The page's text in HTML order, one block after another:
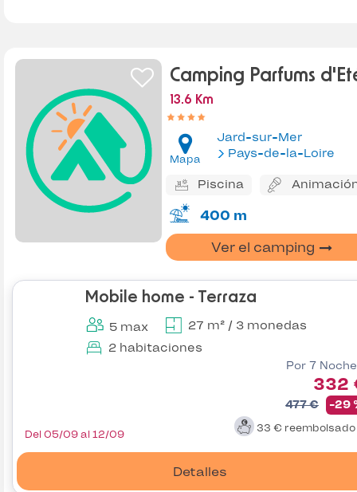
Camping Parfums
13.6 Km
Mapa
Jard-sur-Mer
Pays-de-la-Loire
Piscina
400 m
Ver el camping
Mobile home - Terraza
5 max
27 m² / 3 monedas
2 habitaciones
Por 7
332
477 € -29
33 € reembolsado
Detalles
Del 05/09 al 12/09